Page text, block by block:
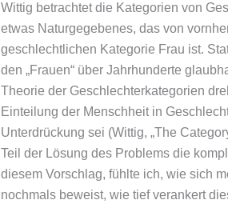
Wittig betrachtet die Kategorien von
etwas Naturgegebenes, das von
geschlechtlichen Kategorie Frau ist.
den „Frauen“ über Jahrhunderte
Theorie der Geschlechterkategorien
Einteilung der Menschheit in
Unterdrückung sei (Wittig, „The
Teil der Lösung des Problems die
diesem Vorschlag, fühlte ich, wie sich
nochmals beweist, wie tief verankert